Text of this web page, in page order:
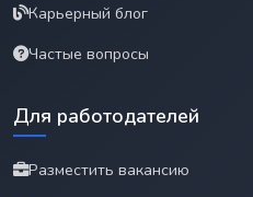
Карьерный блог
Частые вопросы
Для работодателей
Разместить вакансию